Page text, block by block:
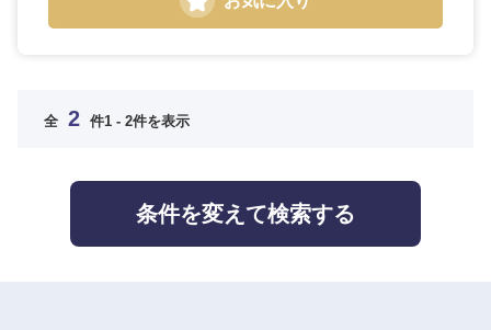
九州・沖縄
熊本県
全 2 件1 - 2件を表示
条件を変えて検索する